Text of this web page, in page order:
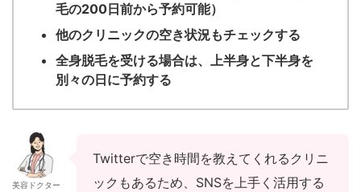
毛の200日前から予約可能）
他のクリニックの空き状況もチェックする
全身脱毛を受ける場合は、上半身と下半身を
別々の日に予約する
美容ドクター
Twitterで空き時間を教えてくれるクリニ
ックもあるため、SNSを上手く活用する